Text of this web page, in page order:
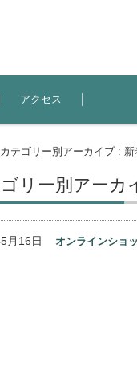
アクセス
カテゴリー別アーカイブ :
リー別アーカ
5月16日 オンラインショ